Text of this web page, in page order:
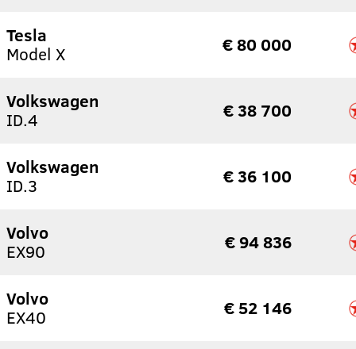
Tesla
Model X
€ 80 000
Volkswagen
ID.4
€ 38 700
Volkswagen
ID.3
€ 36 100
Volvo
EX90
€ 94 836
Volvo
EX40
€ 52 146